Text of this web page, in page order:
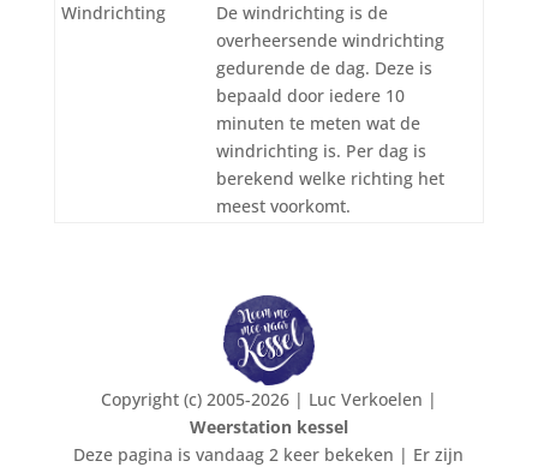
Windrichting
De windrichting is de
overheersende windrichting
gedurende de dag. Deze is
bepaald door iedere 10
minuten te meten wat de
windrichting is. Per dag is
berekend welke richting het
meest voorkomt.
Copyright (c) 2005-2026 | Luc Verkoelen |
Weerstation kessel
Deze pagina is vandaag 2 keer bekeken | Er zijn